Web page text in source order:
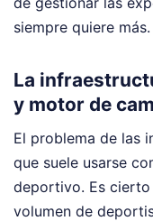
siempre quiere más.
La
y motor de
El problema de las
que suele usarse
deportivo. Es
volumen de